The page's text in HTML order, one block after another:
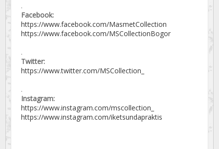
.
Facebook:
https://www.facebook.com/MasmetCollection
https://www.facebook.com/MSCollectionBogor
.
Twitter:
https://www.twitter.com/MSCollection_
.
Instagram:
https://www.instagram.com/mscollection_
https://www.instagram.com/iketsundapraktis